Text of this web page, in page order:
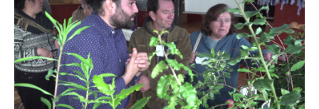
Retrospectiva 2026 | Capítulo 03: lessons on flight – Cecilia
Araneda
Cantor Popular Raúl Acevedo celebra 50 años de carrera en
Pichilemu
Cóctel de Sábado: Sistema frontal en Pichilemu junto al